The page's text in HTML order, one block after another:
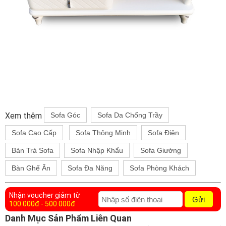
Xem thêm Sofa Góc Sofa Da Chống Trầy
Sofa Cao Cấp Sofa Thông Minh Sofa Điện
Bàn Trà Sofa Sofa Nhập Khẩu Sofa Giường
Bàn Ghế Ăn Sofa Đa Năng Sofa Phòng Khách
Nhận voucher giảm từ
100.000đ - 500.000đ
Gửi
Danh Mục Sản Phẩm Liên Quan